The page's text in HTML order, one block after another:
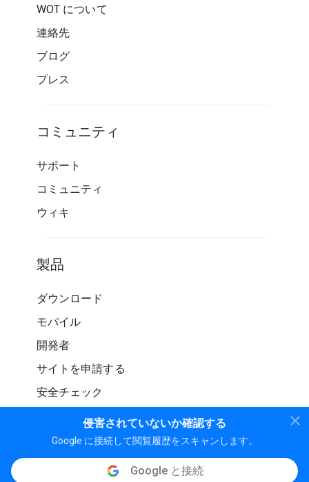
侵害されていないか確認する
Google に接続して閲覧履歴をスキャンします。
Google と接続
WOT について
連絡先
ブログ
プレス
コミュニティ
サポート
コミュニティ
ウィキ
製品
ダウンロード
モバイル
開発者
サイトを申請する
安全チェック